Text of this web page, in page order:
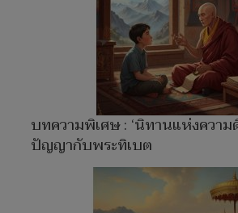
บทความพิเศษ : ‘นิทานแห่งความ
ปัญญากับพระทิเบต